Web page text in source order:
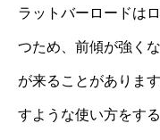
ラットバーロードは
つため、前傾が強く
が来ることがありま
すような使い方をす